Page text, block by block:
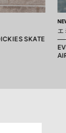
SKATE
エ